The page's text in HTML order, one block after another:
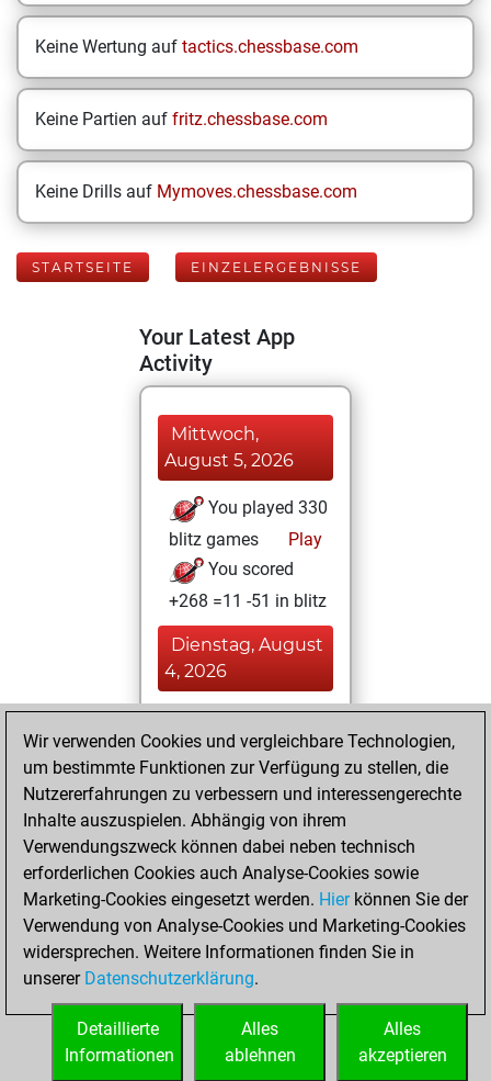
Keine Wertung auf tactics.chessbase.com
Keine Partien auf fritz.chessbase.com
Keine Drills auf Mymoves.chessbase.com
STARTSEITE EINZELERGEBNISSE
Your Latest App
Activity
Mittwoch,
August 5, 2026
You played 330
blitz games
Play
You scored
+268 =11 -51 in blitz
Dienstag, August
4, 2026
You played 62
bullet games
Play
You scored +42
=2 -18 in bullet
Montag, August
3, 2026
You played 8
slow games
Play
You scored +7
=0 -1 in slow games
Wir verwenden Cookies und vergleichbare Technologien,
um bestimmte Funktionen zur Verfügung zu stellen, die
Nutzererfahrungen zu verbessern und interessengerechte
Inhalte auszuspielen. Abhängig von ihrem
Verwendungszweck können dabei neben technisch
erforderlichen Cookies auch Analyse-Cookies sowie
Marketing-Cookies eingesetzt werden. Hierkönnen Sie der
Verwendung von Analyse-Cookies und Marketing-Cookies
widersprechen. Weitere Informationen finden Sie in
unserer Datenschutzerklärung.
Alles
akzeptieren
Alles
ablehnen
Detaillierte
Informationen